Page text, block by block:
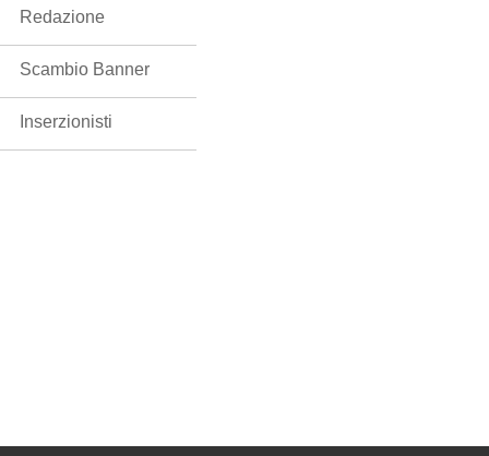
Redazione
Scambio Banner
Inserzionisti